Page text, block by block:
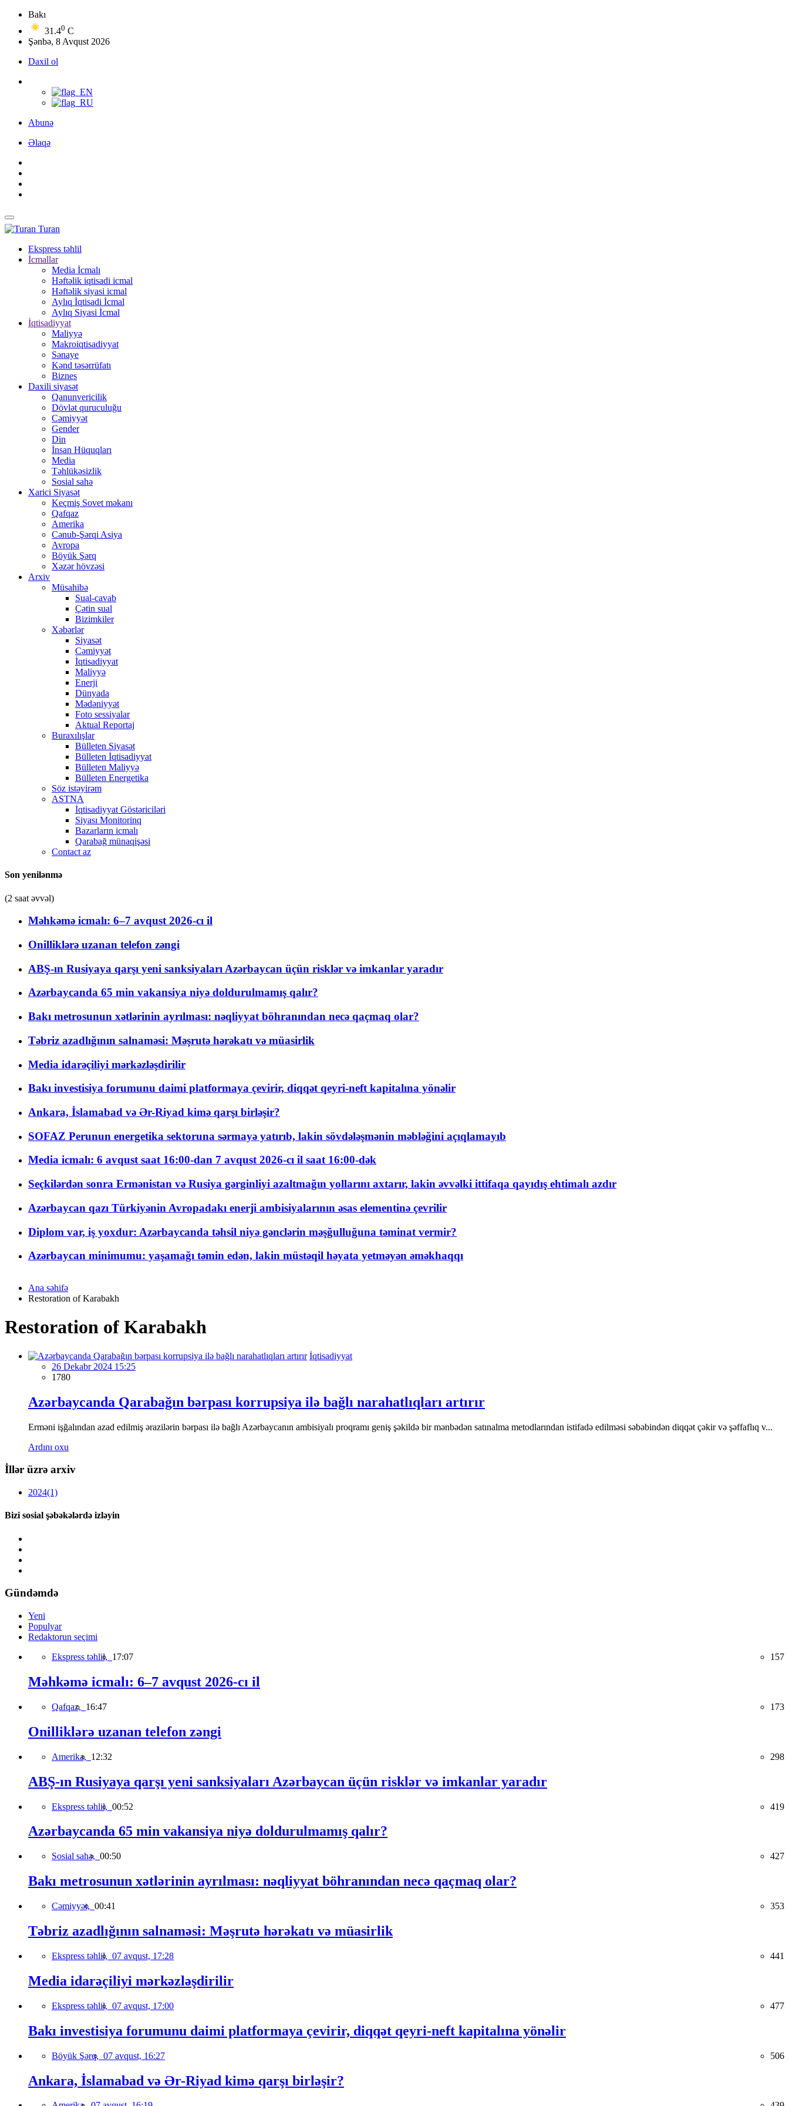
Bakı
31.40 C
Şənbə, 8 Avqust 2026
Daxil ol
Abunə
Əlaqə
Turan
Ekspress təhlil
İcmallar
Media İcmalı
Həftəlik iqtisadi icmal
Həftəlik siyasi icmal
Aylıq İqtisadi İcmal
Aylıq Siyasi İcmal
İqtisadiyyat
Maliyyə
Makroiqtisadiyyat
Sənaye
Kənd təsərrüfatı
Biznes
Daxili siyasət
Qanunvericilik
Dövlət quruculuğu
Cəmiyyət
Gender
Din
İnsan Hüquqları
Media
Təhlükəsizlik
Sosial sahə
Xarici Siyasət
Keçmiş Sovet məkanı
Qafqaz
Amerika
Cənub-Şərqi Asiya
Avropa
Böyük Şərq
Xəzər hövzəsi
Arxiv
Müsahibə
Sual-cavab
Çətin sual
Bizimkiler
Xəbərlər
Siyasət
Cəmiyyət
İqtisadiyyat
Maliyyə
Enerji
Dünyada
Mədəniyyət
Foto sessiyalar
Aktual Reportaj
Buraxılışlar
Bülleten Siyasət
Bülleten İqtisadiyyat
Bülleten Maliyyə
Bülleten Energetika
Söz istəyirəm
ASTNA
İqtisadiyyat Göstəriciləri
Siyası Monitorinq
Bazarların icmalı
Qarabağ münaqişəsi
Contact az
Son yenilənmə
(2 saat əvvəl)
Məhkəmə icmalı: 6–7 avqust 2026-cı il
Onilliklərə uzanan telefon zəngi
ABŞ-ın Rusiyaya qarşı yeni sanksiyaları Azərbaycan üçün risklər və imkanlar yaradır
Azərbaycanda 65 min vakansiya niyə doldurulmamış qalır?
Bakı metrosunun xətlərinin ayrılması: nəqliyyat böhranından necə qaçmaq olar?
Təbriz azadlığının salnaməsi: Məşrutə hərəkatı və müasirlik
Media idarəçiliyi mərkəzləşdirilir
Bakı investisiya forumunu daimi platformaya çevirir, diqqət qeyri-neft kapitalına yönəlir
Ankara, İslamabad və Ər-Riyad kimə qarşı birləşir?
SOFAZ Perunun energetika sektoruna sərmayə yatırıb, lakin sövdələşmənin məbləğini açıqlamayıb
Media icmalı: 6 avqust saat 16:00-dan 7 avqust 2026-cı il saat 16:00-dək
Seçkilərdən sonra Ermənistan və Rusiya gərginliyi azaltmağın yollarını axtarır, lakin əvvəlki ittifaqa qayıdış ehtimalı azdır
Azərbaycan qazı Türkiyənin Avropadakı enerji ambisiyalarının əsas elementinə çevrilir
Diplom var, iş yoxdur: Azərbaycanda təhsil niyə gənclərin məşğulluğuna təminat vermir?
Azərbaycan minimumu: yaşamağı təmin edən, lakin müstəqil həyata yetməyən əməkhaqqı
Ana səhifə
Restoration of Karabakh
Restoration of Karabakh
İqtisadiyyat
26 Dekabr 2024 15:25
1780
Azərbaycanda Qarabağın bərpası korrupsiya ilə bağlı narahatlıqları artırır
Erməni işğalından azad edilmiş ərazilərin bərpası ilə bağlı Azərbaycanın ambisiyalı proqramı geniş şəkildə bir mənbədən satınalma metodlarından istifadə edilməsi səbəbindən diqqət çəkir və şəffaflıq v...
Ardını oxu
İllər üzrə arxiv
2024(1)
Bizi sosial şəbəkələrdə izləyin
Gündəmdə
Yeni
Populyar
Redaktorun seçimi
Ekspress təhlil, 17:07 157
Məhkəmə icmalı: 6–7 avqust 2026-cı il
Qafqaz, 16:47 173
Onilliklərə uzanan telefon zəngi
Amerika, 12:32 298
ABŞ-ın Rusiyaya qarşı yeni sanksiyaları Azərbaycan üçün risklər və imkanlar yaradır
Ekspress təhlil, 00:52 419
Azərbaycanda 65 min vakansiya niyə doldurulmamış qalır?
Sosial sahə, 00:50 427
Bakı metrosunun xətlərinin ayrılması: nəqliyyat böhranından necə qaçmaq olar?
Cəmiyyət, 00:41 353
Təbriz azadlığının salnaməsi: Məşrutə hərəkatı və müasirlik
Ekspress təhlil, 07 avqust, 17:28 441
Media idarəçiliyi mərkəzləşdirilir
Ekspress təhlil, 07 avqust, 17:00 477
Bakı investisiya forumunu daimi platformaya çevirir, diqqət qeyri-neft kapitalına yönəlir
Böyük Şərq, 07 avqust, 16:27 506
Ankara, İslamabad və Ər-Riyad kimə qarşı birləşir?